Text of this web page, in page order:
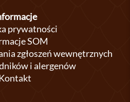
prywatności
SOM
zgłoszeń wewnętrznych
i alergenów